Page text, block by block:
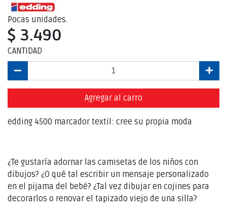
Pocas unidades.
$ 3.490
CANTIDAD
Agregar al carro
edding 4500 marcador textil: cree su propia moda
¿Te gustaría adornar las camisetas de los niños con
dibujos? ¿O qué tal escribir un mensaje personalizado
en el pijama del bebé? ¿Tal vez dibujar en cojines para
decorarlos o renovar el tapizado viejo de una silla?